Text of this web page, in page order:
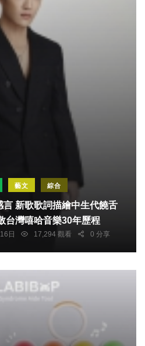
藝文 綜合
新歌歌詞描繪中生代饒舌
台灣嘻哈音樂30年歷程
日 17,294 觀看 0 分享